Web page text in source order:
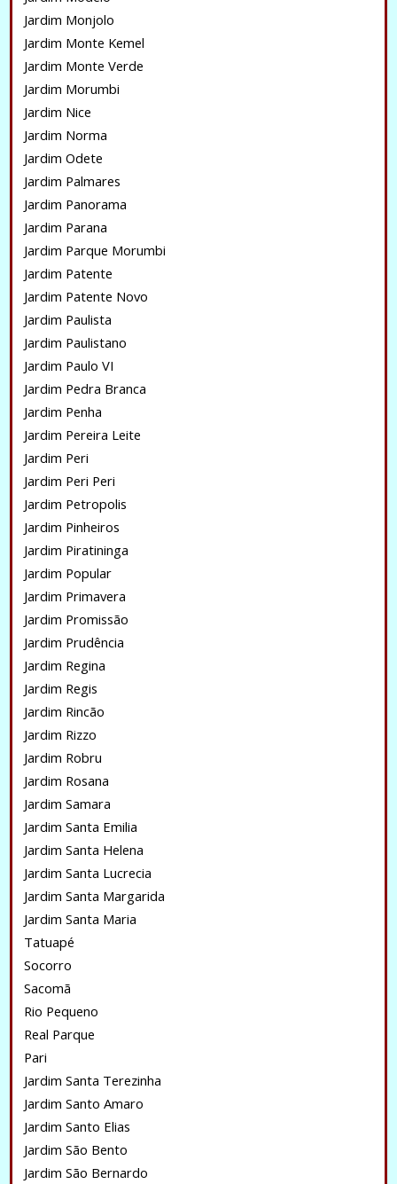
Jardim Monjolo
Jardim Monte Kemel
Jardim Monte Verde
Jardim Morumbi
Jardim Nice
Jardim Norma
Jardim Odete
Jardim Palmares
Jardim Panorama
Jardim Parana
Jardim Parque Morumbi
Jardim Patente
Jardim Patente Novo
Jardim Paulista
Jardim Paulistano
Jardim Paulo VI
Jardim Pedra Branca
Jardim Penha
Jardim Pereira Leite
Jardim Peri
Jardim Peri Peri
Jardim Petropolis
Jardim Pinheiros
Jardim Piratininga
Jardim Popular
Jardim Primavera
Jardim Promissão
Jardim Prudência
Jardim Regina
Jardim Regis
Jardim Rincão
Jardim Rizzo
Jardim Robru
Jardim Rosana
Jardim Samara
Jardim Santa Emilia
Jardim Santa Helena
Jardim Santa Lucrecia
Jardim Santa Margarida
Jardim Santa Maria
Tatuapé
Socorro
Sacomã
Rio Pequeno
Real Parque
Pari
Jardim Santa Terezinha
Jardim Santo Amaro
Jardim Santo Elias
Jardim São Bento
Jardim São Bernardo